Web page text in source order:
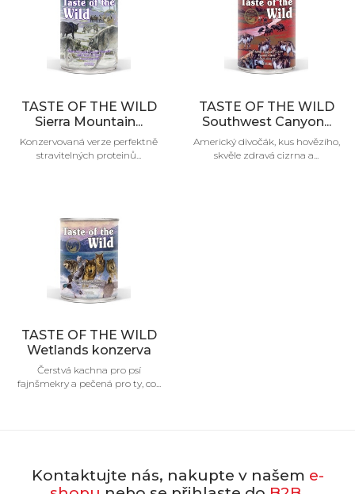
TASTE OF THE WILD
Sierra Mountain...
Konzervovaná verze perfektně
stravitelných proteinů...
TASTE OF THE WILD
Southwest Canyon...
Americký divočák, kus hovězího,
skvěle zdravá cizrna a...
TASTE OF THE WILD
Wetlands konzerva
Čerstvá kachna pro psí
fajnšmekry a pečená pro ty, co...
Kontaktujte nás, nakupte v našem e-